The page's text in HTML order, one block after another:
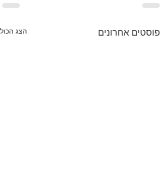
פוסטים אחרונים הצג הכול